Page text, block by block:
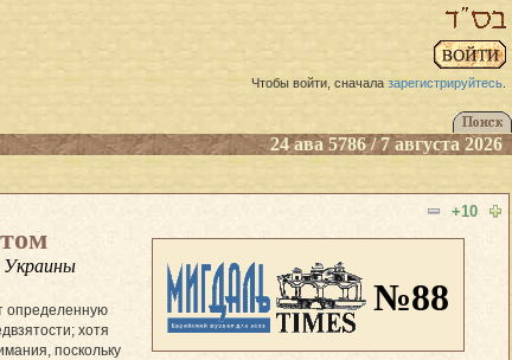
Чтобы войти, сначала зарегистрируйтесь.
24 ава 5786 / 7 августа 2026
+10
№88
Украины
определенную
хотя
поскольку